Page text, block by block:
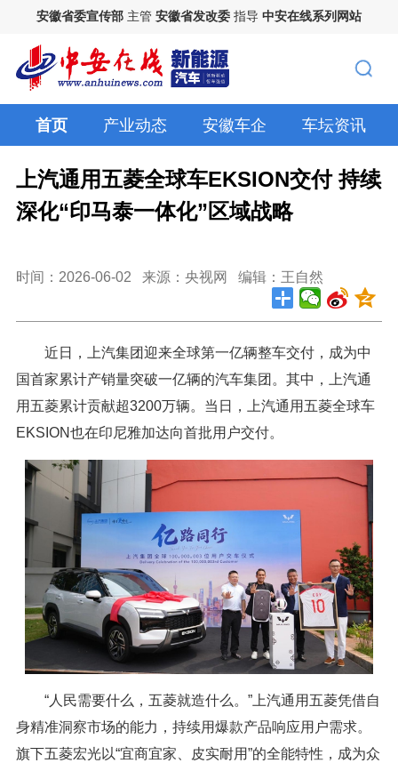
安徽省委宣传部 主管 安徽省发改委 指导 中安在线系列网站
首页 产业动态 安徽车企 车坛资讯
上汽通用五菱全球车EKSION交付 持续
深化“印马泰一体化”区域战略
时间：2026-06-02 来源：央视网 编辑：王自然
近日，上汽集团迎来全球第一亿辆整车交付，成为中
国首家累计产销量突破一亿辆的汽车集团。其中，上汽通
用五菱累计贡献超3200万辆。当日，上汽通用五菱全球车
EKSION也在印尼雅加达向首批用户交付。
“人民需要什么，五菱就造什么。”上汽通用五菱凭借自
身精准洞察市场的能力，持续用爆款产品响应用户需求。
旗下五菱宏光以“宜商宜家、皮实耐用”的全能特性，成为众